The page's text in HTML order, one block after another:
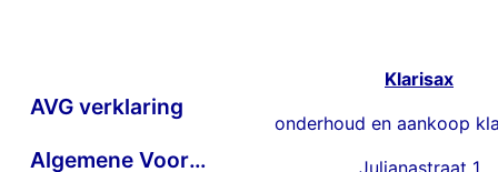
AVG verklaring
Algemene Voorwaarden
Klarisax
onderhoud en aankoop